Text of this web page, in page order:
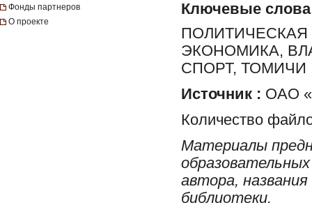
Фонды партнеров
О проекте
Ключевые слова
ЭКОНОМИКА,
СПОРТ, ТОМИЧИ
Источник : ОАО
Количество
Материалы
автора,
библиотеки.